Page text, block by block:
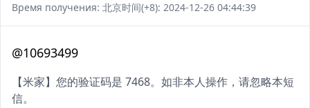
Время получения: 北京时间(+8): 2024-12-26 04:44:39
@10693499
【米家】您的验证码是 7468。如非本人操作，请忽略本短
信。